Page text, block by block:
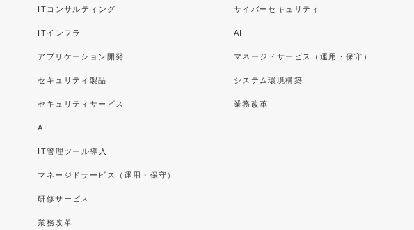
ITコンサルティング
ITインフラ
アプリケーション開発
セキュリティ製品
セキュリティサービス
AI
IT管理ツール導入
マネージドサービス（運用・保守）
研修サービス
業務改革
サイバーセキュリティ
AI
マネージドサービス（運用・保守）
システム環境構築
業務改革